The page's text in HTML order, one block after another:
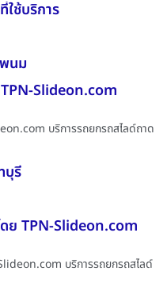
ช้บริการ
นม
Slideon.com
บริการรถยกรถสไลด์ถาด
บุรี
ย TPN-Slideon.com
บริการรถยกรถสไลด์